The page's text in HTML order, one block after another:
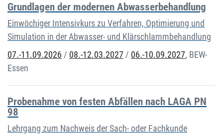
Grundlagen der modernen Abwasserbehandlung
Einwöchiger Intensivkurs zu Verfahren, Optimierung und
Simulation in der Abwasser- und Klärschlammbehandlung
07.-11.09.2026 / 08.-12.03.2027 / 06.-10.09.2027, BEW-
Essen
Probenahme von festen Abfällen nach LAGA PN
98
Lehrgang zum Nachweis der Sach- oder Fachkunde